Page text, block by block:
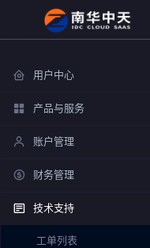
用户中心
产品与服务
账户管理
财务管理
技术支持
工单列表